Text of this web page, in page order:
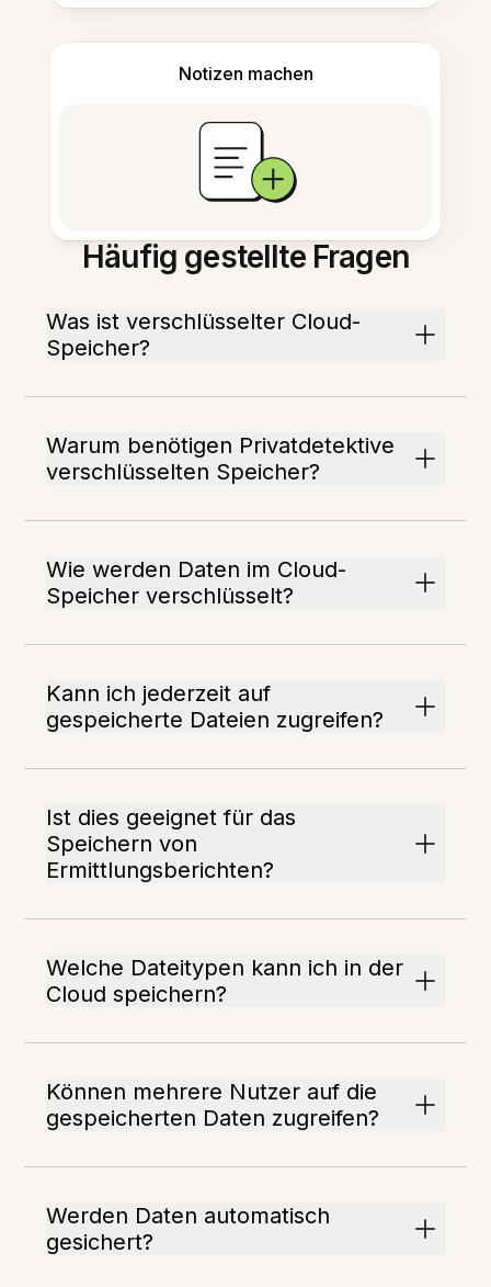
Notizen machen
Häufig gestellte Fragen
Was ist verschlüsselter Cloud-
Speicher?
Warum benötigen Privatdetektive
verschlüsselten Speicher?
Wie werden Daten im Cloud-
Speicher verschlüsselt?
Kann ich jederzeit auf
gespeicherte Dateien zugreifen?
Ist dies geeignet für das
Speichern von
Ermittlungsberichten?
Welche Dateitypen kann ich in der
Cloud speichern?
Können mehrere Nutzer auf die
gespeicherten Daten zugreifen?
Werden Daten automatisch
gesichert?